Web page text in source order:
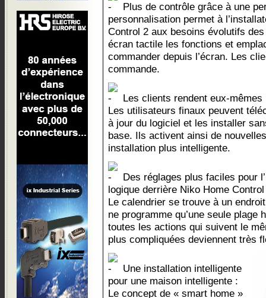
Plus de contrôle grâce à une
personnalisation permet à
Control 2 aux besoins évolutifs
écran tactile les fonctions et
commander depuis l’écran. Les
commande.
Les clients rendent eux-
Les utilisateurs finaux peuvent
à jour du logiciel et les installer
base. Ils activent ainsi de
installation plus intelligente.
Des réglages plus faciles pour
logique derrière Niko Home
Le calendrier se trouve à un
ne programme qu’une seule plage
toutes les actions qui suivent le
plus compliquées deviennent très
Une installation intelligente
pour une maison intelligente :
Le concept de « smart home »